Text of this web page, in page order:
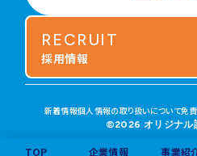
TOP 企業情報 事業紹
RECRUIT
採用情報
新着情報個人情報の取り扱いについて免
©2026 オリジナル